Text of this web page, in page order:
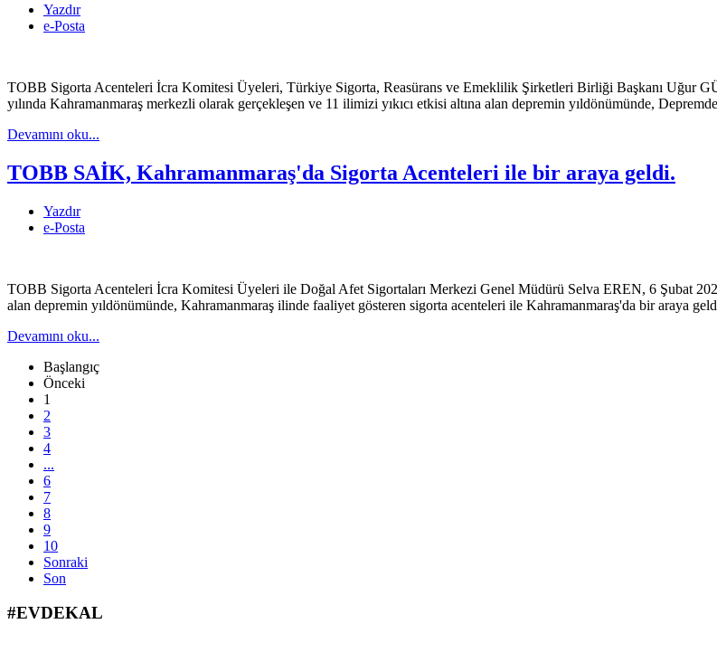
Yazdır
e-Posta
TOBB Sigorta Acenteleri İcra Komitesi Üyeleri, Türkiye Sigorta, Reasürans ve Emeklilik Şirketleri Birliği Başkanı Uğur
yılında Kahramanmaraş merkezli olarak gerçekleşen ve 11 ilimizi yıkıcı etkisi altına alan depremin yıldönümünde,
Devamını oku...
TOBB SAİK, Kahramanmaraş'da Sigorta Acenteleri ile bir araya geldi.
Yazdır
e-Posta
TOBB Sigorta Acenteleri İcra Komitesi Üyeleri ile Doğal Afet Sigortaları Merkezi Genel Müdürü Selva EREN, 6 Şubat
alan depremin yıldönümünde, Kahramanmaraş ilinde faaliyet gösteren sigorta acenteleri ile Kahramanmaraş'da bir araya
Devamını oku...
Başlangıç
Önceki
1
2
3
4
...
6
7
8
9
10
Sonraki
Son
#EVDEKAL